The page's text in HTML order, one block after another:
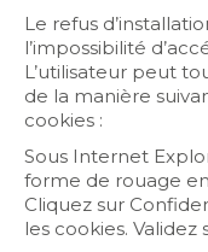
Le refus
l’impossibilité
L’utilisateur peut
de la manière
cookies :
Sous Internet
forme de rouage
Cliquez sur
les cookies. Validez